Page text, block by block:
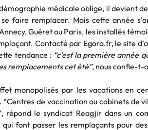
médicale oblige, il devient
faire remplacer. Mais cette année
Guéret ou Paris, les installés
Contacté par Egora.fr, le site
tendance : “c’est la première année
remplacements cet été”, nous confie-t-
monopolisés par les vacations en
de vaccination ou cabinets de
répond le syndicat Reagjir dans un
font passer les remplaçants pour